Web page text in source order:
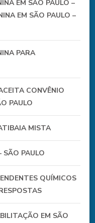
EM SÃO PAULO –
EM SÃO PAULO –
PARA
CONVÊNIO
PAULO
MISTA
SÃO PAULO
QUÍMICOS
EM SÃO